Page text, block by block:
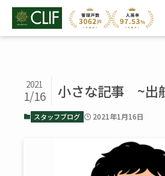
小さな記事 ~出
2021
1/16
スタッフブログ 2021年1月16日